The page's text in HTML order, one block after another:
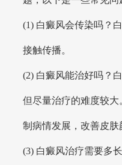
(1) 白癜风会传染吗？
接触传播。
(2) 白癜风能治好吗？
但尽量治疗的难度较
制病情发展，改善皮肤
(3) 白癜风治疗需要多